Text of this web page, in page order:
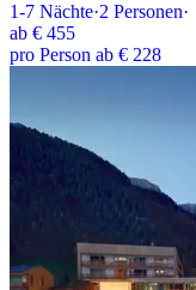
1-7 Nächte·2 Personen·
ab € 455
pro Person ab € 228